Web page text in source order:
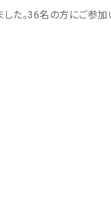
た。36名の方にご参加